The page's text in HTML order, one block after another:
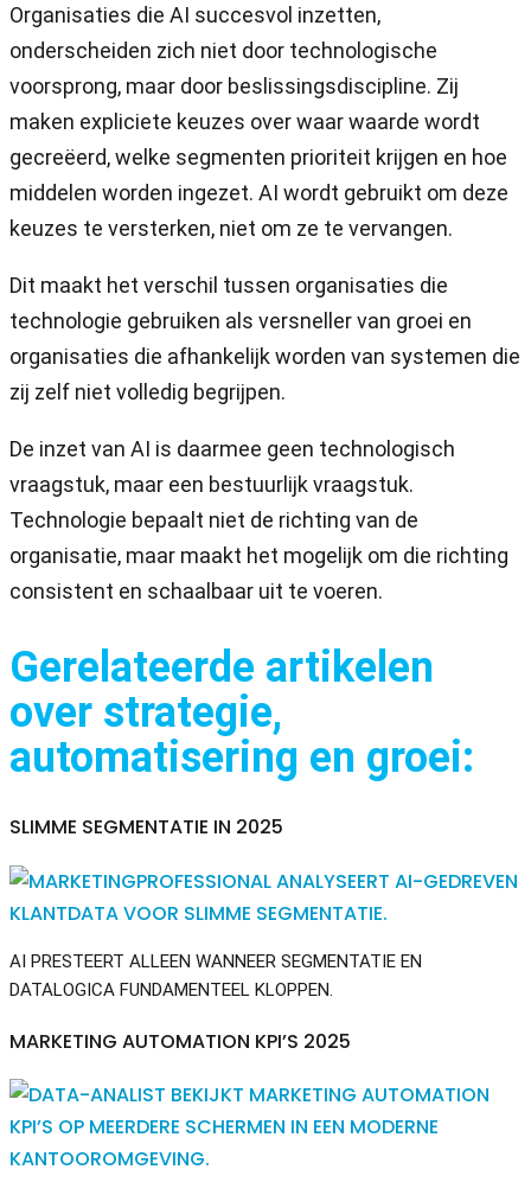
Organisaties die AI succesvol inzetten,
onderscheiden zich niet door technologische
voorsprong, maar door beslissingsdiscipline. Zij
maken expliciete keuzes over waar waarde wordt
gecreëerd, welke segmenten prioriteit krijgen en hoe
middelen worden ingezet. AI wordt gebruikt om deze
keuzes te versterken, niet om ze te vervangen.
Dit maakt het verschil tussen organisaties die
technologie gebruiken als versneller van groei en
organisaties die afhankelijk worden van systemen die
zij zelf niet volledig begrijpen.
De inzet van AI is daarmee geen technologisch
vraagstuk, maar een bestuurlijk vraagstuk.
Technologie bepaalt niet de richting van de
organisatie, maar maakt het mogelijk om die richting
consistent en schaalbaar uit te voeren.
Gerelateerde artikelen
over strategie,
automatisering en groei:
SLIMME SEGMENTATIE IN 2025
AI PRESTEERT ALLEEN WANNEER SEGMENTATIE EN
DATALOGICA FUNDAMENTEEL KLOPPEN.
MARKETING AUTOMATION KPI’S 2025